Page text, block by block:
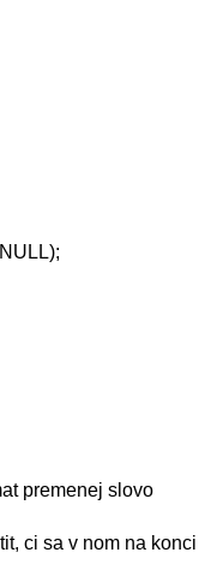
premenej slovo
ci sa v nom na konci